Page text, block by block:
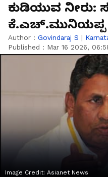
ಕುಡಿಯುವ ನೀರು:
Author : Govindaraj S |
Published : Mar 16 2026,
Image Credit: Asianet News